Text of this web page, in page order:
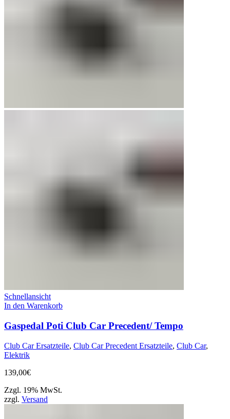
Schnellansicht
In den Warenkorb
Gaspedal Poti Club Car Precedent/ Tempo
Club Car Ersatzteile, Club Car Precedent Ersatzteile, Club Car,
Elektrik
139,00€
Zzgl. 19% MwSt.
zzgl. Versand